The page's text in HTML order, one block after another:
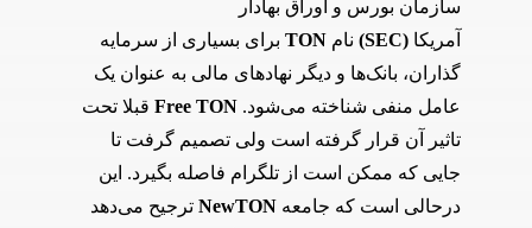
سازمان بورس و اوراق بهادار
آمریکا (SEC) نام TONبرای بسیاری از سرمایه
گذاران، بانک‌ها و دیگر نهاد‌های مالی به عنوان یک
عامل منفی شناخته می‌شود. Free TONقبلا تحت
تاثیر آن قرار گرفته است ولی تصمیم گرفت تا
جایی که ممکن است از تلگرام فاصله بگیرد. این
درحالی است که جامعه NewTONترجیح می‌دهد